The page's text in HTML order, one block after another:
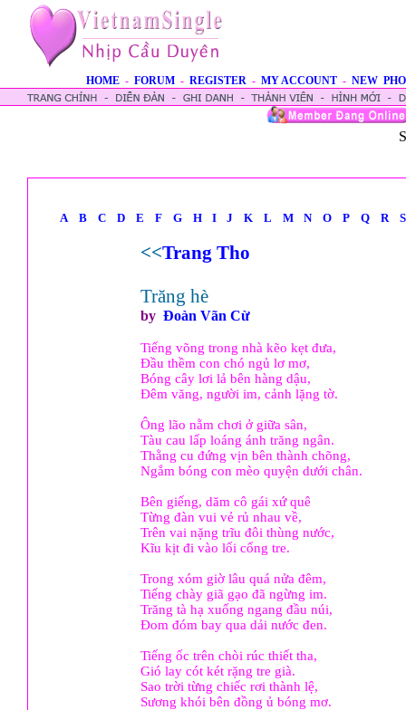
HOME - FORUM - REGISTER - MY ACCOUNT - NEW
A B C D E F G H I J K L M N O P Q R S
<<Trang Tho
Trăng hè
by Ðoàn Vãn Cừ
Tiếng võng trong nhà kẽo kẹt đưa,
Đầu thềm con chó ngủ lơ mơ,
Bóng cây lơi lả bên hàng dậu,
Đêm văng, người im, cảnh lặng tờ.
Ông lão nằm chơi ở giữa sân,
Tàu cau lấp loáng ánh trăng ngân.
Thằng cu đứng vịn bên thành chõng,
Ngắm bóng con mèo quyện dưới chân.
Bên giếng, dăm cô gái xứ quê
Từng đàn vui vẻ rủ nhau về,
Trên vai nặng trĩu đôi thùng nước,
Kĩu kịt đi vào lối cổng tre.
Trong xóm giờ lâu quá nửa đêm,
Tiếng chày giã gạo đã ngừng im.
Trăng tà hạ xuống ngang đầu núi,
Đom đóm bay qua dải nước đen.
Tiếng ốc trên chòi rúc thiết tha,
Gió lay cót két rặng tre già.
Sao trời từng chiếc rơi thành lệ,
Sương khói bên đồng ủ bóng mơ.